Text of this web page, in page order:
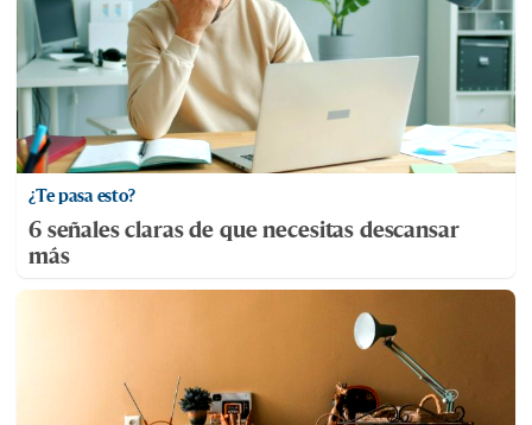
¿Te pasa esto?
6 señales claras de que necesitas descansar
más